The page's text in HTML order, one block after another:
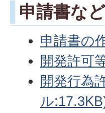
申請書など
申請書の
開発許可
開発行為
ル